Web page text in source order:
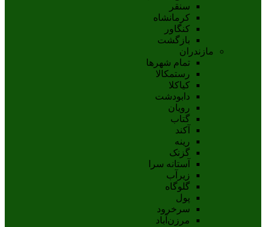
سنقر
کرمانشاه
کنگاور
بازگشت
مازندران
تمام شهر‌ها
رستمکالا
کیاکلا
دابودشت
رویان
گتاب
آکند
رینه
گزنک
آستانه سرا
زیرآب
گلوگاه
پول
سرخرود
مرزن‌آباد